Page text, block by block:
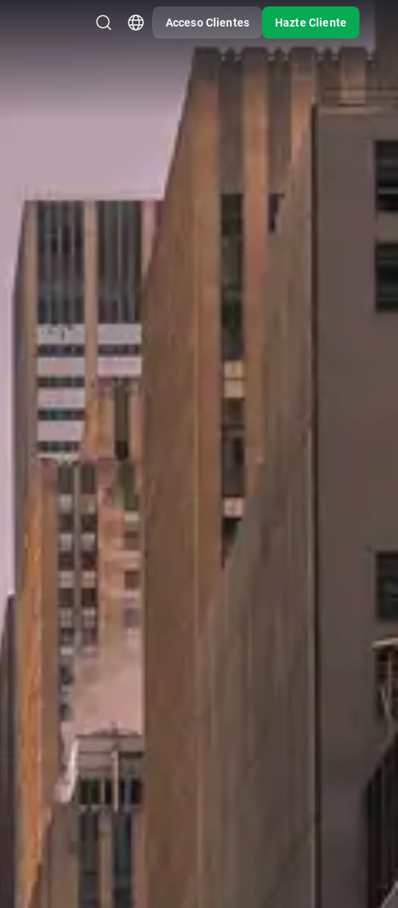
Acceso Clientes Hazte Cliente